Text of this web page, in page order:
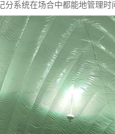
分系统在场合中都能地管理时